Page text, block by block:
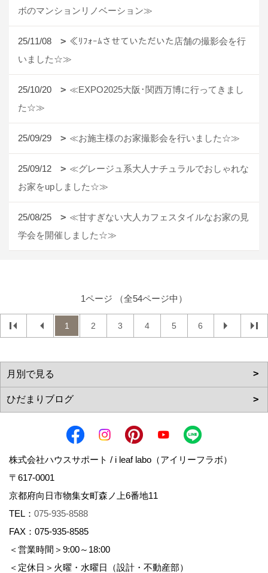
ボのマンションリノベーション≫
25/11/08
≪ﾘﾌｫｰﾑさせていただいた店舗の撮影会を行
いました☆≫
25/10/20
≪EXPO2025大阪･関西万博に行ってきまし
た☆≫
25/09/29 ≪お施主様のお家撮影会を行いました☆≫
25/09/12
≪グレージュ系大人ナチュラルでおしゃれな
お家をupしました☆≫
25/08/25
≪甘すぎない大人カフェスタイルなお家の見
学会を開催しました☆≫
1ページ （全54ページ中）
1 2 3 4 5 6
株式会社ハウスサポート / i leaf labo（アイリーフラボ）
〒617-0001
京都府向日市物集女町森ノ上6番地11
TEL： 075-935-8588
FAX：075-935-8585
＜営業時間＞9:00～18:00
＜定休日＞火曜・水曜日（設計・不動産部）